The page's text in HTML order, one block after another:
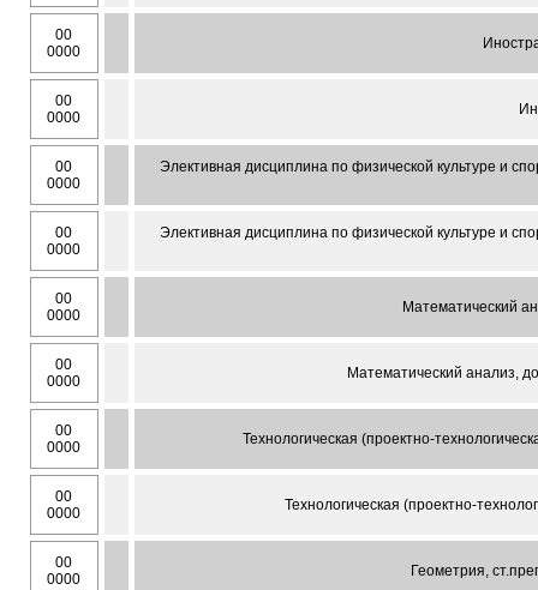
00
0000
00
0000
00
0000
Элективная дисциплина по физической культуре и
00
0000
Элективная дисциплина по физической культуре и
00
0000
Математический
00
0000
Математический анализ,
00
0000
Технологическая (проектно-
00
0000
Технологическая (проектно-
00
0000
Геометрия,